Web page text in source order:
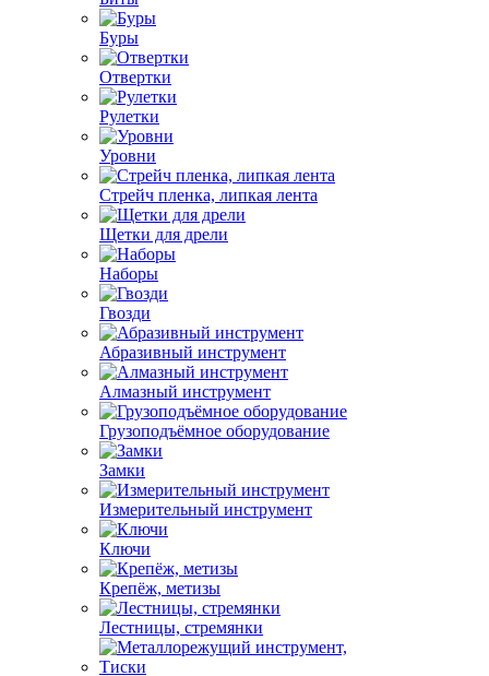
Буры
Отвертки
Рулетки
Уровни
Стрейч пленка, липкая лента
Щетки для дрели
Наборы
Гвозди
Абразивный инструмент
Алмазный инструмент
Грузоподъёмное оборудование
Замки
Измерительный инструмент
Ключи
Крепёж, метизы
Лестницы, стремянки